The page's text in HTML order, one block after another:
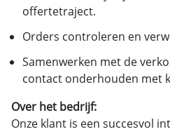
offertetraject.
Orders controleren en
Samenwerken met de
contact onderhouden met
Over het bedrijf:
Onze klant is een succesvol